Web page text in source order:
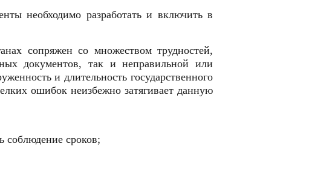
необходимо разработать и включить в
сопряжен со множеством трудностей,
документов, так и неправильной или
и длительность государственного
ошибок неизбежно затягивает данную
соблюдение сроков;